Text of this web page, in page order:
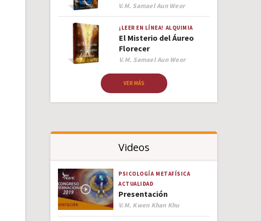
Author
V.M. Samael Aun Weor
¡LEER EN LÍNEA! ALQUIMIA
El Misterio del Áureo
Florecer
Author
V.M. Samael Aun Weor
VER MÁS
Videos
PSICOLOGÍA METAFÍSICA
ACTUALIDAD
Presentación
Author
V.M. Kwen Khan Khu